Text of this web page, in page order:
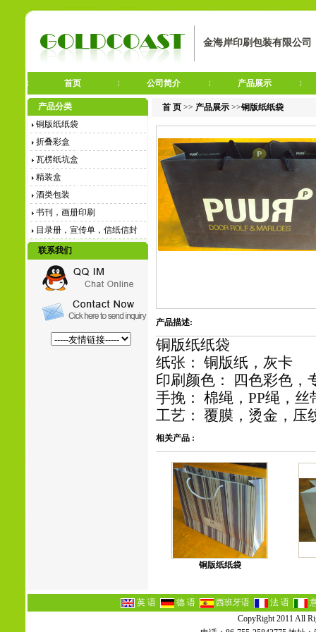
金海岸印刷包装有限公司
首页 公司简介 产品展示
产品分类
铜版纸纸袋
折叠彩盒
瓦楞纸坑盒
精装盒
酒类包装
书刊，画册印刷
目录册，宣传单，信纸信封
联系我们
首 页>> 产品展示>>铜版纸纸袋
产品描述:
铜版纸纸袋
纸张： 铜版纸，灰卡
印刷颜色： 四色彩色，
手挽： 棉绳，PP绳，
工艺： 覆膜，烫金，压
相关产品 :
铜版纸纸袋
英 语 德 语 西班牙语 法 语
CopyRight 2011 All